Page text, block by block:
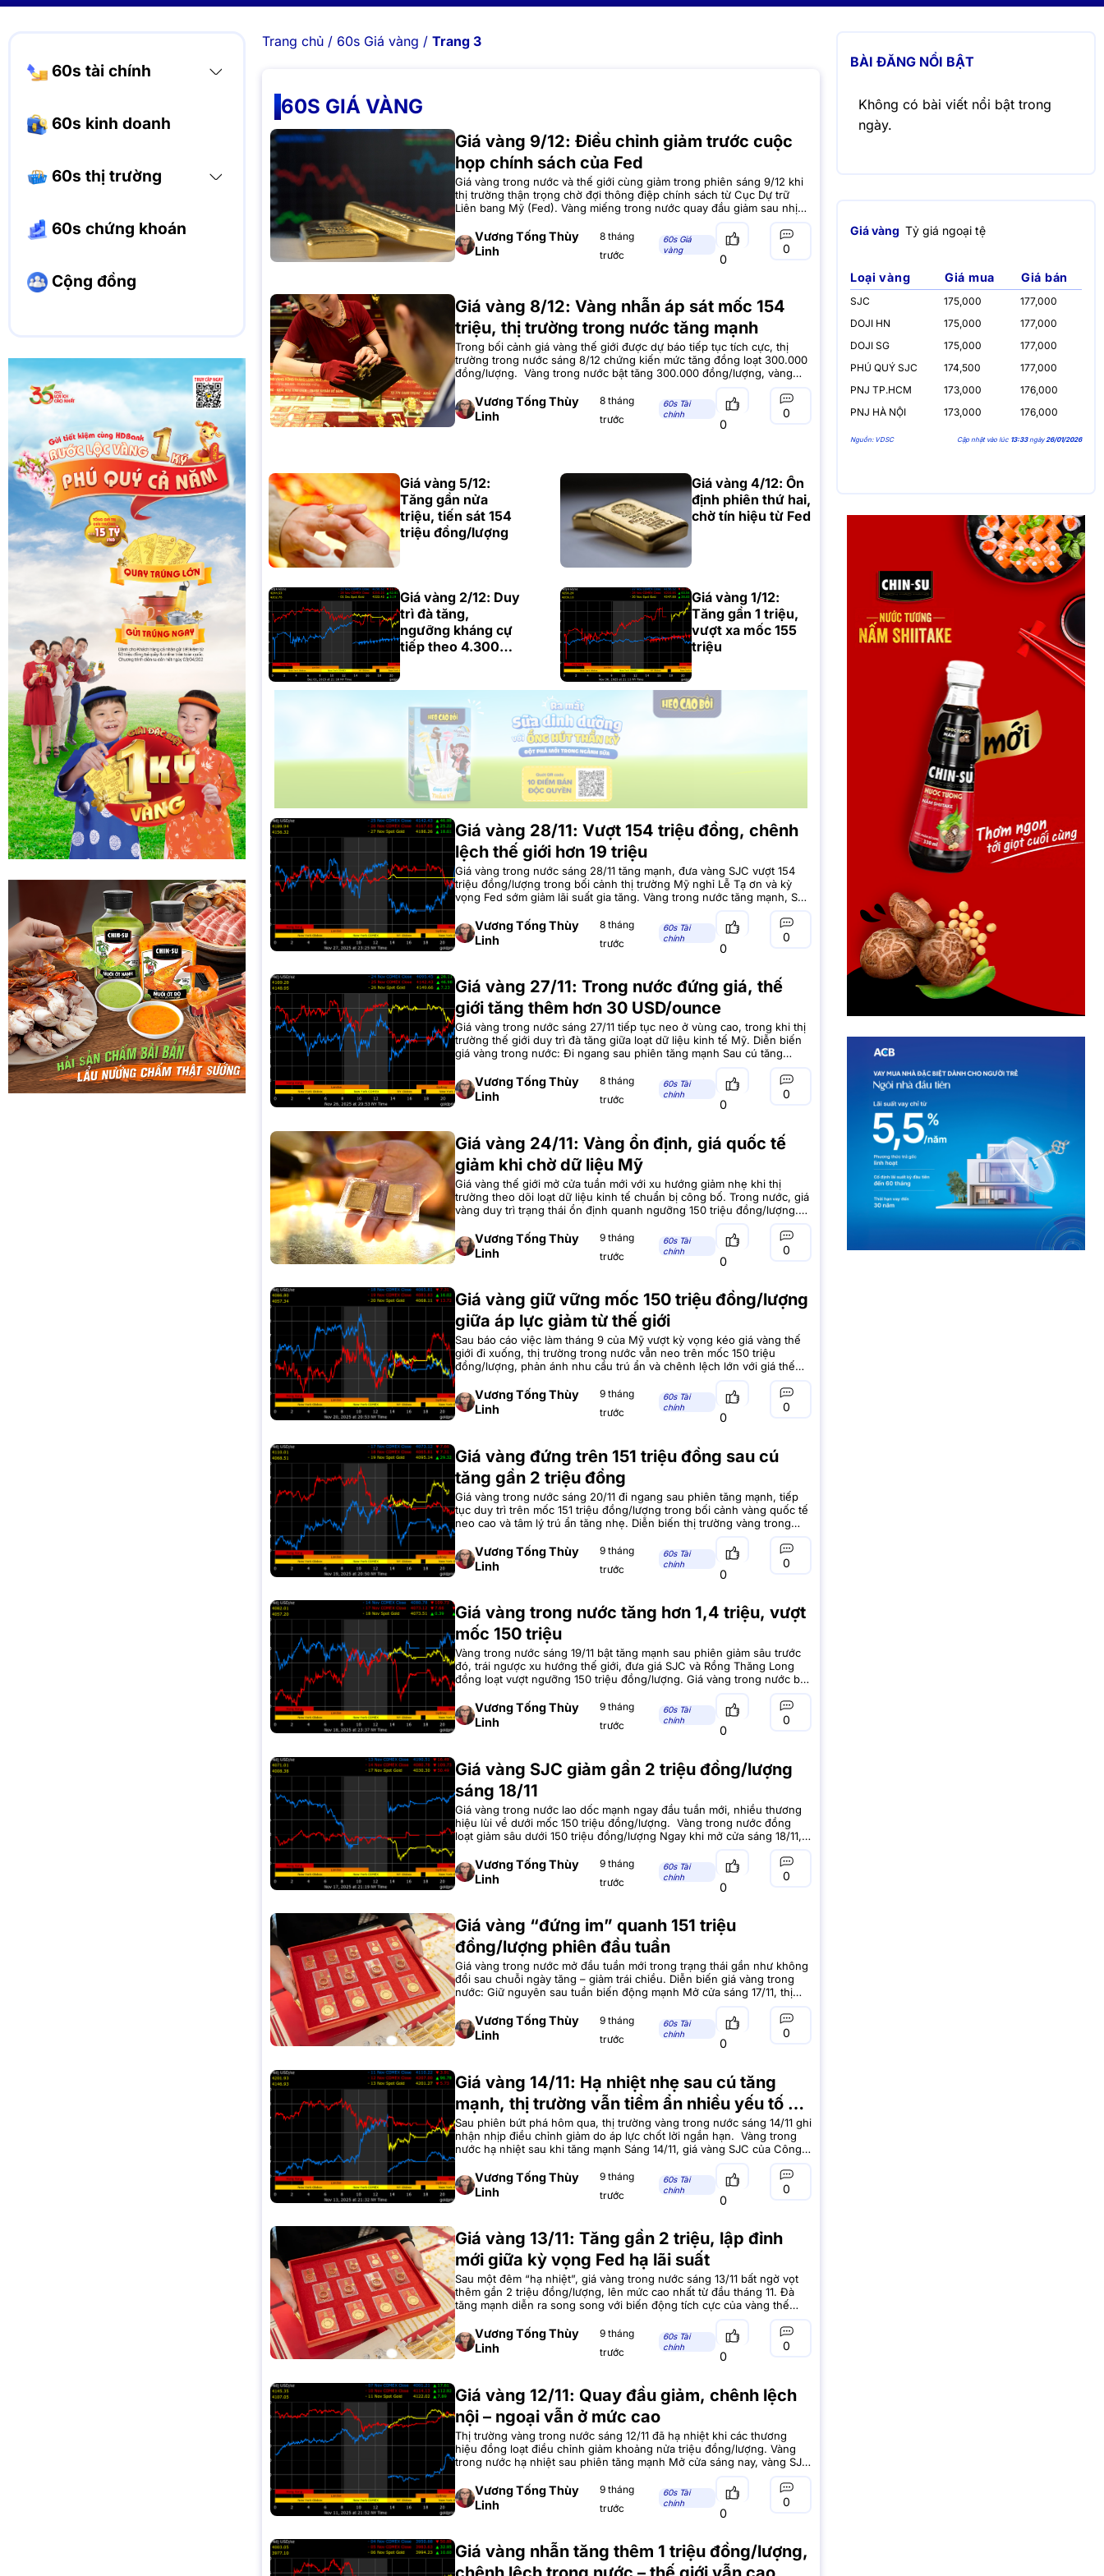
60s tài chính
60s kinh doanh
60s thị trường
60s chứng khoán
Cộng đồng
Trang chủ/ 60s Giá vàng / Trang 3
60S GIÁ VÀNG
Giá vàng 9/12: Điều chỉnh giảm trước cuộc
họp chính sách của Fed
Giá vàng trong nước và thế giới cùng giảm trong phiên sáng 9/12 khi
thị trường thận trọng chờ đợi thông điệp chính sách từ Cục Dự trữ
Liên bang Mỹ (Fed). Vàng miếng trong nước quay đầu giảm sau nhịp
điều chỉnh
Vương Tống Thùy
Linh
8 tháng
trước
60s Giá
vàng
0
0
Giá vàng 8/12: Vàng nhẫn áp sát mốc 154
triệu, thị trường trong nước tăng mạnh
Trong bối cảnh giá vàng thế giới được dự báo tiếp tục tích cực, thị
trường trong nước sáng 8/12 chứng kiến mức tăng đồng loạt 300.000
đồng/lượng. Vàng trong nước bật tăng 300.000 đồng/lượng, vàng
nhẫn áp sát vùng 154 triệu đồng Sau phiên đi ngang trước đó, giá
vàng SJC do Công ty
Vương Tống Thùy
Linh
8 tháng
trước
60s Tài
chính
0
0
Giá vàng 5/12:
Tăng gần nửa
triệu, tiến sát 154
triệu đồng/lượng
Giá vàng 4/12: Ổn
định phiên thứ hai,
chờ tín hiệu từ Fed
Giá vàng 2/12: Duy
trì đà tăng,
ngưỡng kháng cự
tiếp theo 4.300
Giá vàng 1/12:
Tăng gần 1 triệu,
vượt xa mốc 155
triệu
Giá vàng 28/11: Vượt 154 triệu đồng, chênh
lệch thế giới hơn 19 triệu
Giá vàng trong nước sáng 28/11 tăng mạnh, đưa vàng SJC vượt 154
triệu đồng/lượng trong bối cảnh thị trường Mỹ nghỉ Lễ Tạ ơn và kỳ
vọng Fed sớm giảm lãi suất gia tăng. Vàng trong nước tăng mạnh, SJC
vượt 154 triệu đồng/lượng Sau phiên đi ngang trước đó, giá vàng SJC
sángVương Tống Thùy
Linh
8 tháng
trước
60s Tài
chính
0
0
Giá vàng 27/11: Trong nước đứng giá, thế
giới tăng thêm hơn 30 USD/ounce
Giá vàng trong nước sáng 27/11 tiếp tục neo ở vùng cao, trong khi thị
trường thế giới duy trì đà tăng giữa loạt dữ liệu kinh tế Mỹ. Diễn biến
giá vàng trong nước: Đi ngang sau phiên tăng mạnh Sau cú tăng
500.000 đồng/lượng trong ngày hôm qua, thị trường vàng trong nước
Vương Tống Thùy
Linh
8 tháng
trước
60s Tài
chính
0
0
Giá vàng 24/11: Vàng ổn định, giá quốc tế
giảm khi chờ dữ liệu Mỹ
Giá vàng thế giới mở cửa tuần mới với xu hướng giảm nhẹ khi thị
trường theo dõi loạt dữ liệu kinh tế chuẩn bị công bố. Trong nước, giá
vàng duy trì trạng thái ổn định quanh ngưỡng 150 triệu đồng/lượng.
Diễn biến giá vàng trong nước đầu tuần Mở cửa sáng 24/11, thị
Vương Tống Thùy
Linh
9 tháng
trước
60s Tài
chính
0
0
Giá vàng giữ vững mốc 150 triệu đồng/lượng
giữa áp lực giảm từ thế giới
Sau báo cáo việc làm tháng 9 của Mỹ vượt kỳ vọng kéo giá vàng thế
giới đi xuống, thị trường trong nước vẫn neo trên mốc 150 triệu
đồng/lượng, phản ánh nhu cầu trú ẩn và chênh lệch lớn với giá thế
giới. Vàng trong nước ổn định sau phiên điều chỉnh Sau khi
Vương Tống Thùy
Linh
9 tháng
trước
60s Tài
chính
0
0
Giá vàng đứng trên 151 triệu đồng sau cú
tăng gần 2 triệu đồng
Giá vàng trong nước sáng 20/11 đi ngang sau phiên tăng mạnh, tiếp
tục duy trì trên mốc 151 triệu đồng/lượng trong bối cảnh vàng quốc tế
neo cao và tâm lý trú ẩn tăng nhẹ. Diễn biến thị trường vàng trong
nước: Sau tăng sốc là trạng thái đi ngang Sau phiên tăng gần
Vương Tống Thùy
Linh
9 tháng
trước
60s Tài
chính
0
0
Giá vàng trong nước tăng hơn 1,4 triệu, vượt
mốc 150 triệu
Vàng trong nước sáng 19/11 bật tăng mạnh sau phiên giảm sâu trước
đó, trái ngược xu hướng thế giới, đưa giá SJC và Rồng Thăng Long
đồng loạt vượt ngưỡng 150 triệu đồng/lượng. Giá vàng trong nước bật
tăng mạnh trở lại Mở cửa phiên giao dịch sáng 19/11, thị trường vàng
trong nước
Vương Tống Thùy
Linh
9 tháng
trước
60s Tài
chính
0
0
Giá vàng SJC giảm gần 2 triệu đồng/lượng
sáng 18/11
Giá vàng trong nước lao dốc mạnh ngay đầu tuần mới, nhiều thương
hiệu lùi về dưới mốc 150 triệu đồng/lượng. Vàng trong nước đồng
loạt giảm sâu dưới 150 triệu đồng/lượng Ngay khi mở cửa sáng 18/11,
thị trường vàng trong nước chứng kiến đợt điều chỉnh mạnh sau
phiên giảm ngày hôm trước.
Vương Tống Thùy
Linh
9 tháng
trước
60s Tài
chính
0
0
Giá vàng “đứng im” quanh 151 triệu
đồng/lượng phiên đầu tuần
Giá vàng trong nước mở đầu tuần mới trong trạng thái gần như không
đổi sau chuỗi ngày tăng – giảm trái chiều. Diễn biến giá vàng trong
nước: Giữ nguyên sau tuần biến động mạnh Mở cửa sáng 17/11, thị
trường vàng ghi nhận trạng thái khá lặng sóng. Giá vàng miếng SJC
tiếpVương Tống Thùy
Linh
9 tháng
trước
60s Tài
chính
0
0
Giá vàng 14/11: Hạ nhiệt nhẹ sau cú tăng
mạnh, thị trường vẫn tiềm ẩn nhiều yếu tố hỗ
trợ
Sau phiên bứt phá hôm qua, thị trường vàng trong nước sáng 14/11 ghi
nhận nhịp điều chỉnh giảm do áp lực chốt lời ngắn hạn. Vàng trong
nước hạ nhiệt sau khi tăng mạnh Sáng 14/11, giá vàng SJC của Công
ty Vàng bạc Đá quý Sài Gòn ghi nhận mức giảm 800.000 đồng/lượng
Vương Tống Thùy
Linh
9 tháng
trước
60s Tài
chính
0
0
Giá vàng 13/11: Tăng gần 2 triệu, lập đỉnh
mới giữa kỳ vọng Fed hạ lãi suất
Sau một đêm “hạ nhiệt”, giá vàng trong nước sáng 13/11 bất ngờ vọt
thêm gần 2 triệu đồng/lượng, lên mức cao nhất từ đầu tháng 11. Đà
tăng mạnh diễn ra song song với biến động tích cực của vàng thế
giới. Vàng trong nước “tăng tốc” mạnh mẽ Sau nhiều phiên tăng nóng
Vương Tống Thùy
Linh
9 tháng
trước
60s Tài
chính
0
0
Giá vàng 12/11: Quay đầu giảm, chênh lệch
nội – ngoại vẫn ở mức cao
Thị trường vàng trong nước sáng 12/11 đã hạ nhiệt khi các thương
hiệu đồng loạt điều chỉnh giảm khoảng nửa triệu đồng/lượng. Vàng
trong nước hạ nhiệt sau phiên tăng mạnh Mở cửa sáng nay, vàng SJC
của Công ty Vàng bạc Đá quý Sài Gòn giảm 500.000 đồng/lượng,
niêm yết ở mức 149,5
Vương Tống Thùy
Linh
9 tháng
trước
60s Tài
chính
0
0
Giá vàng nhẫn tăng thêm 1 triệu đồng/lượng,
BÀI ĐĂNG NỔI BẬT
Không có bài viết nổi bật trong
ngày.
Giá vàng Tỷ giá ngoại tệ
Loại vàng Giá mua Giá bán
SJC 175,000
177,000
DOJI HN
175,000
177,000
DOJI SG
175,000
177,000
PHÚ QUÝ SJC
174,500
177,000
PNJ TP.HCM
173,000
176,000
PNJ HÀ NỘI
173,000 176,000
Nguồn: VDSC Cập nhật vào lúc 13:33ngày26/01/2026